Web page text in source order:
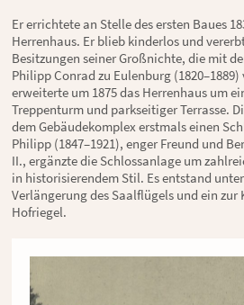
Er errichtete an Stelle des ersten Baues
Herrenhaus. Er blieb kinderlos und
Besitzungen seiner Großnichte, die mit
Philipp Conrad zu Eulenburg
erweiterte um 1875 das Herrenhaus um
Treppenturm und parkseitiger Terrasse.
dem Gebäudekomplex erstmals einen
Philipp (1847–1921), enger Freund und
II., ergänzte die Schlossanlage um
in historisierendem Stil. Es entstand
Verlängerung des Saalflügels und ein
Hofriegel.